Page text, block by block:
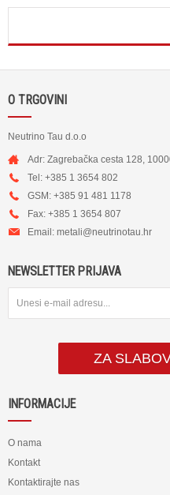
O TRGOVINI
Neutrino Tau d.o.o
Adr: Zagrebačka cesta 128,
Tel: +385 1 3654 802
GSM: +385 91 481 1178
Fax: +385 1 3654 807
Email: metali@neutrinotau.hr
NEWSLETTER PRIJAVA
ZA
INFORMACIJE
O nama
Kontakt
Kontaktirajte nas